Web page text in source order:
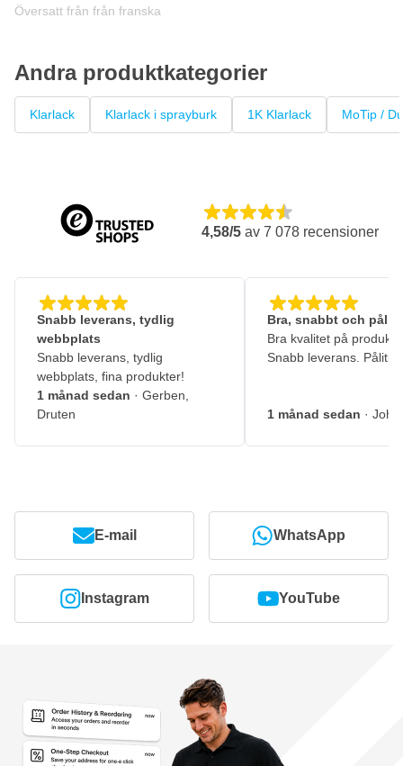
Översatt från från franska
Andra produktkategorier
Klarlack Klarlack i sprayburk 1K Klarlack MoTip /
4,58/5 av 7 078 recensioner
Snabb leverans, tydlig
webbplats
Snabb leverans, tydlig
webbplats, fina produkter!
1 månad sedan · Gerben,
Druten
Bra, snabbt och
Bra kvalitet på
Snabb leverans.
1 månad sedan ·
E-mail WhatsApp
Instagram YouTube